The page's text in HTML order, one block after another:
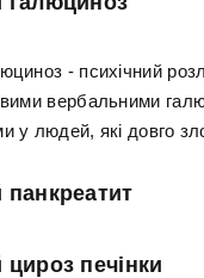
- психічний
вербальними
у людей, які довго
печінки